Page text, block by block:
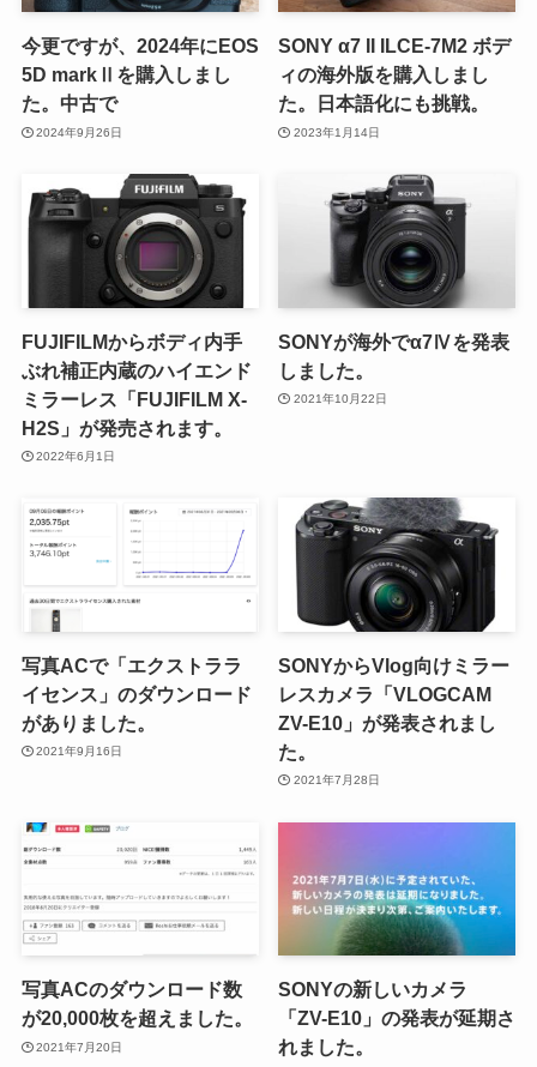
今更ですが、2024年にEOS
5D markⅡを購入しまし
た。中古で
2024年9月26日
SONY α7 II ILCE-7M2 ボデ
ィの海外版を購入しまし
た。日本語化にも挑戦。
2023年1月14日
FUJIFILMからボディ内手
ぶれ補正内蔵のハイエンド
ミラーレス「FUJIFILM X-
H2S」が発売されます。
2022年6月1日
SONYが海外でα7Ⅳを発表
しました。
2021年10月22日
写真ACで「エクストララ
イセンス」のダウンロード
がありました。
2021年9月16日
SONYからVlog向けミラー
レスカメラ「VLOGCAM
ZV-E10」が発表されまし
た。
2021年7月28日
写真ACのダウンロード数
が20,000枚を超えました。
2021年7月20日
SONYの新しいカメラ
「ZV-E10」の発表が延期さ
れました。